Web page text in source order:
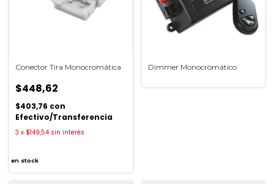
Conector Tira Monocromática
$448,62
$403,76 con
Efectivo/Transferencia
3 x $149,54 sin interés
en stock
Dimmer Monocromático